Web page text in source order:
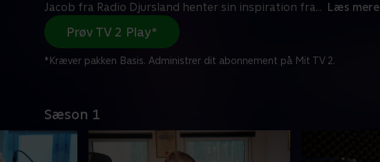
Jacob fra Radio Djursland henter sin inspiration fra... Læs mere
Prøv TV 2 Play*
*Kræver pakken Basis. Administrer dit abonnement på Mit TV 2.
Sæson 1